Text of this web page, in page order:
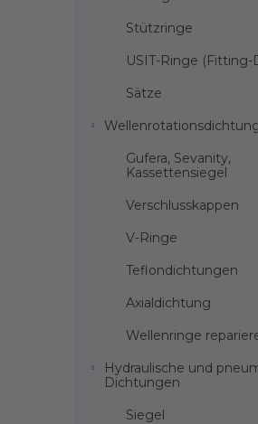
Stützringe
USIT-Ringe
Sätze
Gufera, Sevanity,
Kassettensiegel
Verschlusskappen
V-Ringe
Teflondichtungen
Axialdichtung
Wellenringe
Hydraulische und
Dichtungen
Siegel